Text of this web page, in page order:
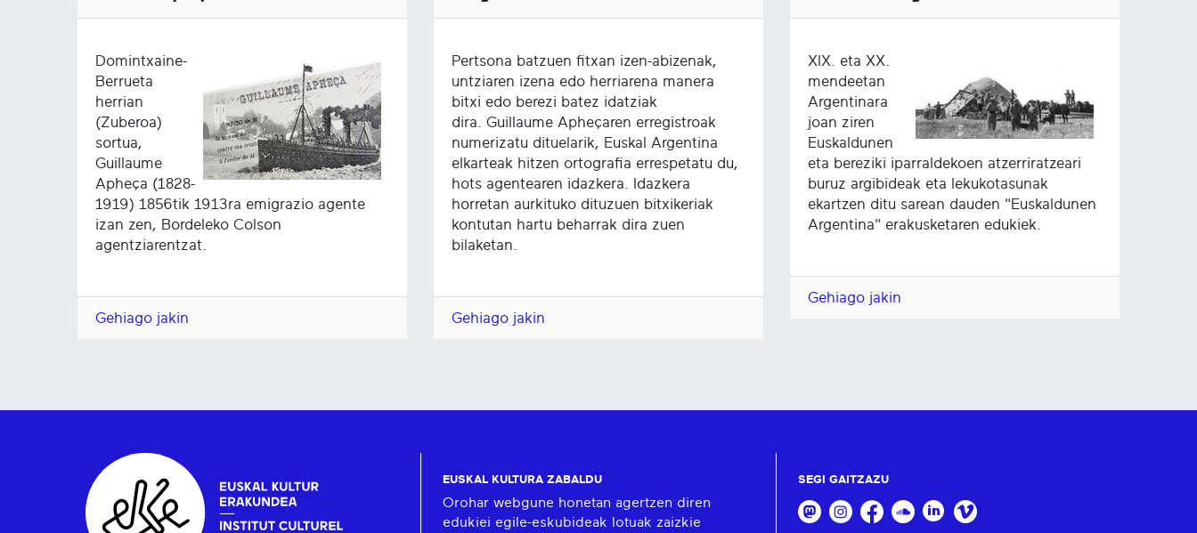
Domintxaine-
Berrueta
herrian
(Zuberoa)
sortua,
Guillaume
Apheça (1828-
1919) 1856tik 1913ra emigrazio agente
izan zen, Bordeleko Colson
agentziarentzat.
Gehiago jakin
Pertsona batzuen fitxan izen-abizenak,
untziaren izena edo herriarena manera
bitxi edo berezi batez idatziak
dira. Guillaume Apheçaren erregistroak
numerizatu dituelarik, Euskal Argentina
elkarteak hitzen ortografia errespetatu du,
hots agentearen idazkera. Idazkera
horretan aurkituko dituzuen bitxikeriak
kontutan hartu beharrak dira zuen
bilaketan.
Gehiago jakin
XIX. eta XX.
mendeetan
Argentinara
joan ziren
Euskaldunen
eta bereziki iparraldekoen atzerriratzeari
buruz argibideak eta lekukotasunak
ekartzen ditu sarean dauden "Euskaldunen
Argentina" erakusketaren edukiek.
Gehiago jakin
EUSKAL KULTURA ZABALDU
Orohar webgune honetan agertzen diren
edukiei egile-eskubideak lotuak zaizkie
SEGI GAITZAZU